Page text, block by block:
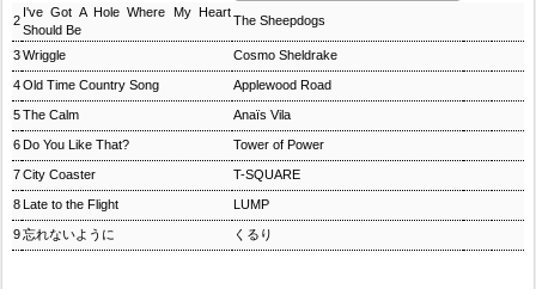
2
I've Got A Hole Where My Heart
Should Be
The Sheepdogs
3Wriggle Cosmo Sheldrake
4Old Time Country Song Applewood Road
5The Calm Anaïs Vila
6Do You Like That? Tower of Power
7City Coaster T-SQUARE
8Late to the Flight LUMP
9忘れないように くるり